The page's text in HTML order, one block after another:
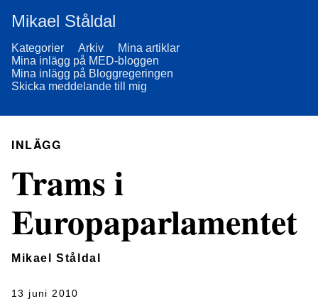
Mikael Ståldal
Kategorier Arkiv
Mina artiklar
Mina inlägg på MED-bloggen
Mina inlägg på Bloggregeringen
Skicka meddelande till mig
INLÄGG
Trams i
Europaparlamentet
Mikael Ståldal
13 juni 2010